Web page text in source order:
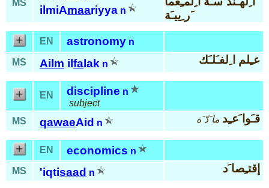
MS
ilmiAmaariyya n
َر ِييـَة
EN astronomy n
MS
Ailm il fa lak n عـِلم ا ِلفـَلـَك
EN discipline n
subject
MS
qawaeAid n قـَوا َعـِد ما َدّ َة
EN economics n
MS
'iqtisaad n إقتـِصا َد